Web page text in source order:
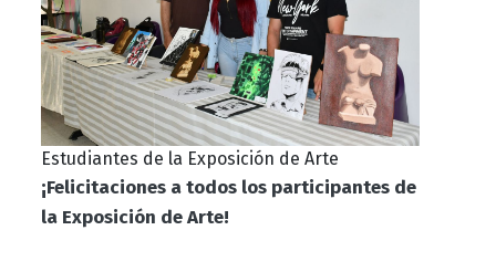
Estudiantes de la Exposición de Arte
¡Felicitaciones a todos los participantes de
la Exposición de Arte!